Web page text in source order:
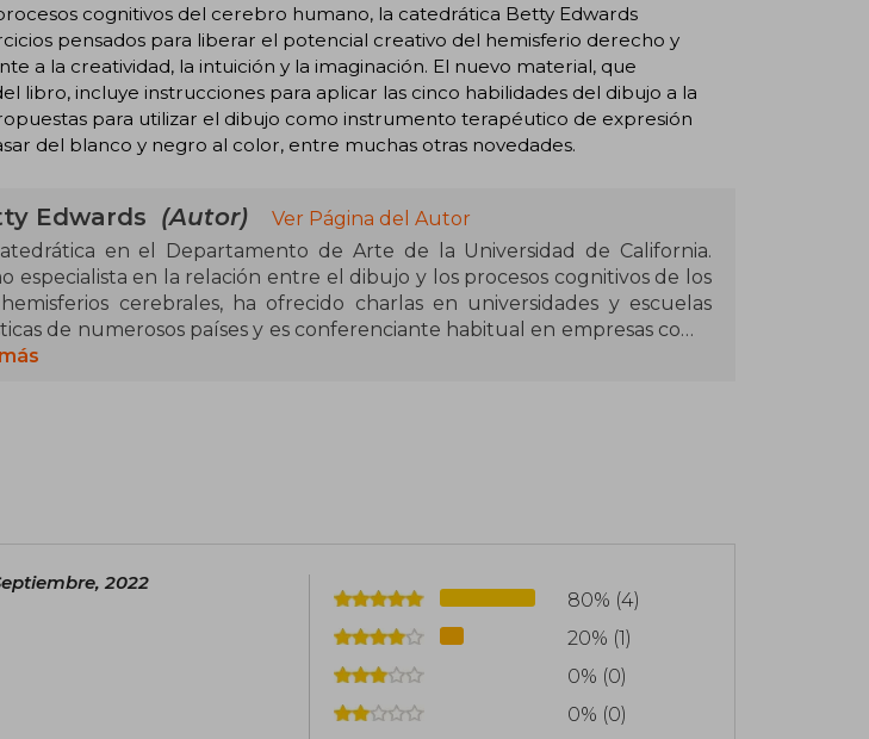
cognitivos del cerebro humano, la catedrática Betty Edwards
pensados para liberar el potencial creativo del hemisferio derecho y
a la creatividad, la intuición y la imaginación. El nuevo material, que
libro, incluye instrucciones para aplicar las cinco habilidades del dibujo a la
para utilizar el dibujo como instrumento terapéutico de expresión
del blanco y negro al color, entre muchas otras novedades.
Edwards (Autor)
Ver Página del Autor
en el Departamento de Arte de la Universidad de California.
especialista en la relación entre el dibujo y los procesos cognitivos de los
cerebrales, ha ofrecido charlas en universidades y escuelas
de numerosos países y es conferenciante habitual en empresas como
Disney o Apple. Es conocida en todo el mundo por el superventas
2022
80% (4)
20% (1)
0% (0)
0% (0)